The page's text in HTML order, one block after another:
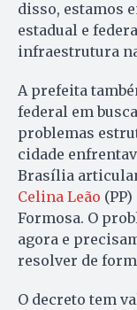
disso, estamos
estadual e
infraestrutura
A prefeita
federal em
problemas
cidade
Brasília
Celina Leão
Formosa. O
agora e
resolver de
O decreto tem